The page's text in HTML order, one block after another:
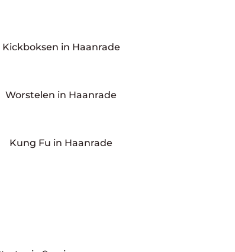
Kickboksen in Haanrade
Worstelen in Haanrade
Kung Fu in Haanrade